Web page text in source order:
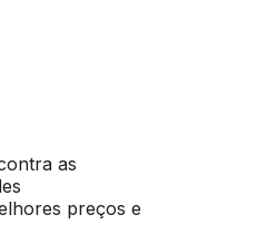
as
preços e